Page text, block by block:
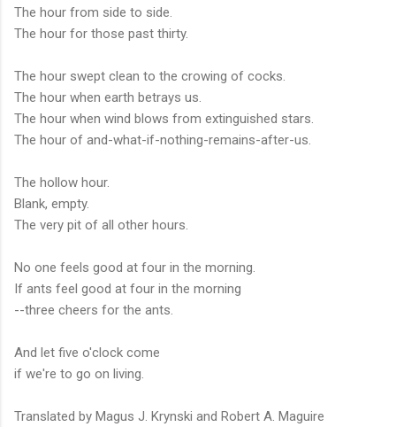
The hour from side to side.
The hour for those past thirty.
The hour swept clean to the crowing of cocks.
The hour when earth betrays us.
The hour when wind blows from extinguished stars.
The hour of and-what-if-nothing-remains-after-us.
The hollow hour.
Blank, empty.
The very pit of all other hours.
No one feels good at four in the morning.
If ants feel good at four in the morning
--three cheers for the ants.
And let five o'clock come
if we're to go on living.
Translated by Magus J. Krynski and Robert A. Maguire